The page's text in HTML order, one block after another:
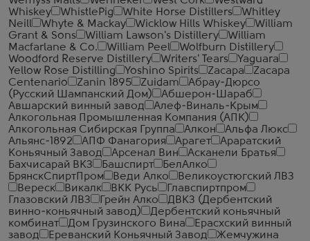
Whiskey
WhistlePig White Horse Distillers
Whitley
Neill
Whyte & Mackay Wicklow Hills Whiskey
William
Grant & Sons
William Lawson's Distillery
William
Macfarlane & Co.
William Peel
Wolfburn Distillery
Woodford Reserve Distillery
Writers' Tears
Yaguara
Yellow Rose Distilling
Yoshino Spirits Zacapa
Zacapa
Centenario
Zanin 1895 Zuidam
Абрау-Дюрсо
(Русский Шампанский Дом)
Абшерон-Шараб
Авшарский винный завод
Алеф-Виналь-Крым
Алкогольная Промышленная Компания (АПК)
Алкогольная Сибирская Группа
Алкон
Альфа Люкс
Альянс-1892
АПФ Фанагория Арагет
Араратский
Коньячный Завод
Арсенал Вин
Асканели Братья
Бахчисарай ВКЗ
Башспирт
БелАлко
БрянскСпиртПром
Веди Алко
Великоустюгский ЛВЗ
Вереск
Викалк ВКК Русь
Главспиртпром
Глазовский ЛВЗ
Грейн Алко
ДВКЗ (Дербентский
винно-коньячный завод)
Дербентский коньячный
комбинат
Дом Грузинского Вина
Ерасхский винный
завод
Ереванский Коньячный Завод
Жемчужина